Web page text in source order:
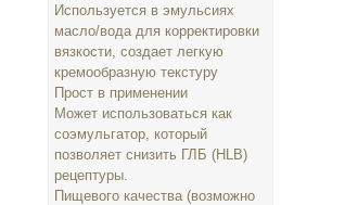
Используется в эмульсиях
масло/вода для корректировки
вязкости, создает легкую
кремообразную текстуру
Прост в применении
Может использоваться как
соэмульгатор, который
позволяет снизить ГЛБ (HLB)
рецептуры.
Пищевого качества (возможно